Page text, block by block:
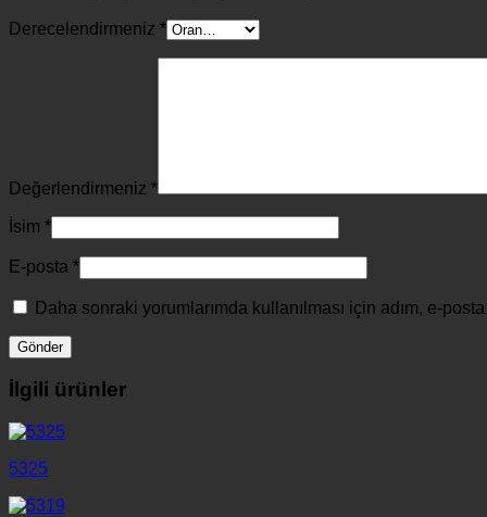
Derecelendirmeniz *
Değerlendirmeniz *
İsim *
E-posta *
Daha sonraki yorumlarımda kullanılması için adım, e-
İlgili ürünler
5325